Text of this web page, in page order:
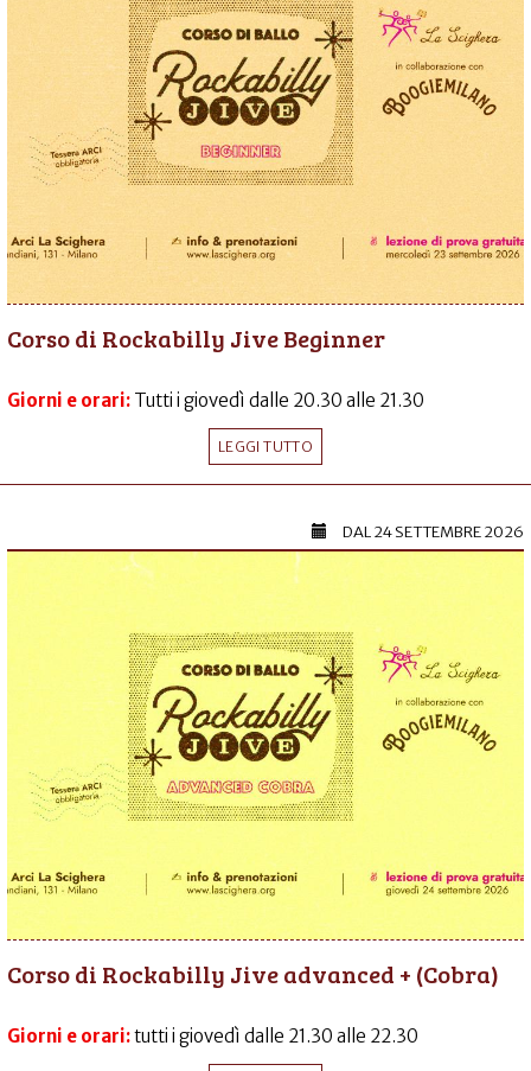
Corso di Rockabilly Jive Beginner
Giorni e orari: Tutti i giovedì dalle 20.30 alle 21.30
LEGGI TUTTO
DAL24 SETTEMBRE 2026
Corso di Rockabilly Jive advanced + (Cobra)
Giorni e orari:tutti i giovedì dalle 21.30 alle 22.30